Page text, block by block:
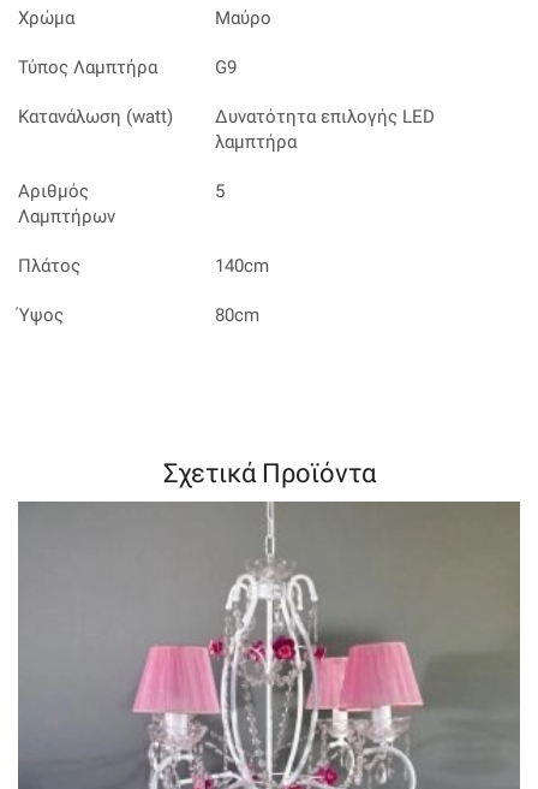
Χρώμα Μαύρο
Τύπος Λαμπτήρα G9
Κατανάλωση (watt)
Δυνατότητα επιλογής LED
λαμπτήρα
Αριθμός
Λαμπτήρων
5
Πλάτος 140cm
Ύψος 80cm
Σχετικά Προϊόντα